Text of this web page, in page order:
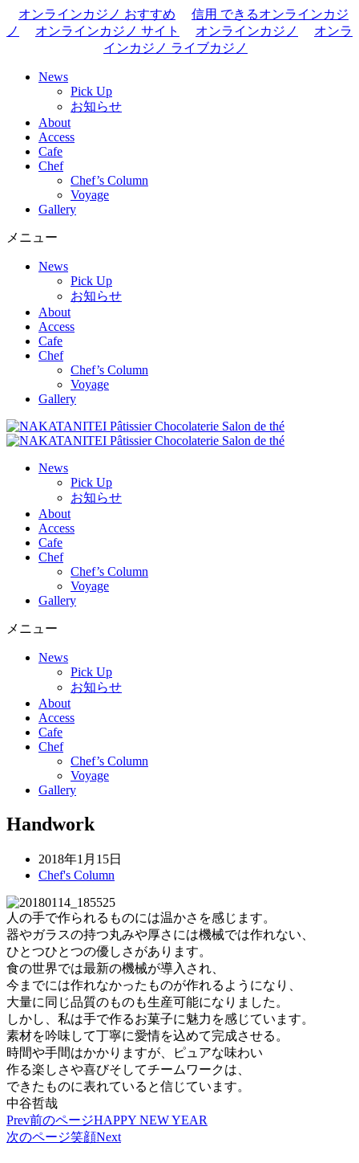
オンラインカジノ おすすめ
信用 できるオンラインカジ
ノ
オンラインカジノ サイト オンラインカジノ
オンラ
インカジノ ライブカジノ
News
Pick Up
お知らせ
About
Access
Cafe
Chef
Chef’s Column
Voyage
Gallery
メニュー
News
Pick Up
お知らせ
About
Access
Cafe
Chef
Chef’s Column
Voyage
Gallery
News
Pick Up
お知らせ
About
Access
Cafe
Chef
Chef’s Column
Voyage
Gallery
メニュー
News
Pick Up
お知らせ
About
Access
Cafe
Chef
Chef’s Column
Voyage
Gallery
Handwork
2018年1月15日
Chef's Column
人の手で作られるものには温かさを感じます。
器やガラスの持つ丸みや厚さには機械では作れない、
ひとつひとつの優しさがあります。
食の世界では最新の機械が導入され、
今までには作れなかったものが作れるようになり、
大量に同じ品質のものも生産可能になりました。
しかし、私は手で作るお菓子に魅力を感じています。
素材を吟味して丁寧に愛情を込めて完成させる。
時間や手間はかかりますが、ピュアな味わい
作る楽しさや喜びそしてチームワークは、
できたものに表れていると信じています。
中谷哲哉
Prev前のページHAPPY NEW YEAR
次のページ笑顔Next